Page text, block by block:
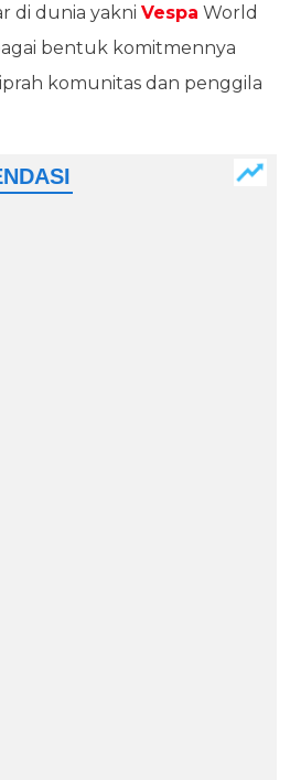
di dunia yakni Vespa World
bentuk komitmennya
komunitas dan penggila